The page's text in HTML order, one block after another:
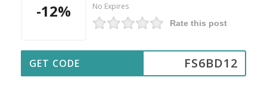
-12% No Expires
Rate this post
FS6BD12
GET CODE